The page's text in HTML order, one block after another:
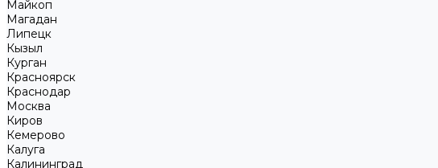
Майкоп
Магадан
Липецк
Кызыл
Курган
Красноярск
Краснодар
Москва
Киров
Кемерово
Калуга
Калининград